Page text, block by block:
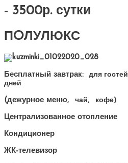
- 3500р. сутки
ПOЛУЛЮКС
Бесплатный завтрак: для гостей
дней
(дежурное меню, чай, кофе)
Централизованное отопление
Кондиционер
ЖК-телевизор